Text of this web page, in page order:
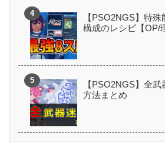
【PSO2NGS】特
構成のレシピ【OP/
【PSO2NGS】全
方法まとめ